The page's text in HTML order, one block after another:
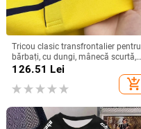
Tricou clasic transfrontalier pentru
bărbați, cu dungi, mânecă scurtă,
de vară, cu rever scurt, tricou de
126.51 Lei
add_shopping_cart